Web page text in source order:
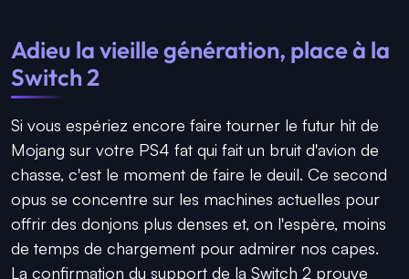
Adieu la vieille génération, place à la
Switch 2
Si vous espériez encore faire tourner le futur hit de
Mojang sur votre PS4 fat qui fait un bruit d'avion de
chasse, c'est le moment de faire le deuil. Ce second
opus se concentre sur les machines actuelles pour
offrir des donjons plus denses et, on l'espère, moins
de temps de chargement pour admirer nos capes.
La confirmation du support de la Switch 2 prouve